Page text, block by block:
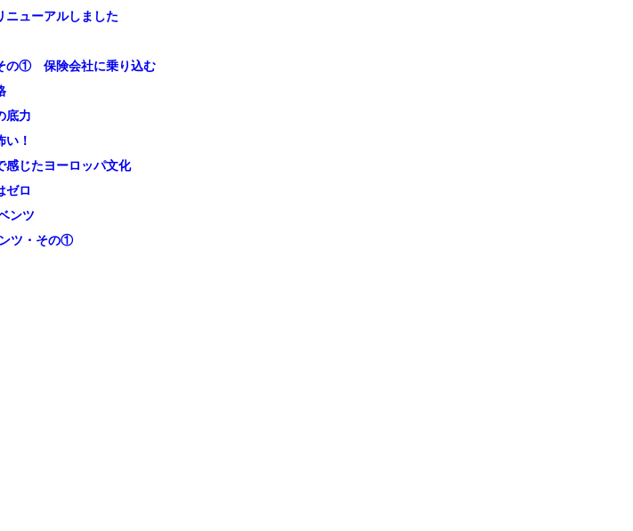
ニューアルしました
の① 保険会社に乗り込む
底力
！
じたヨーロッパ文化
ゼロ
ンツ
ツ・その①